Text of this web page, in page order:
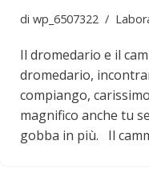
di wp_6507322
Il dromedario e il
dromedario,
compiango,
magnifico anche tu
gobba in più. Il